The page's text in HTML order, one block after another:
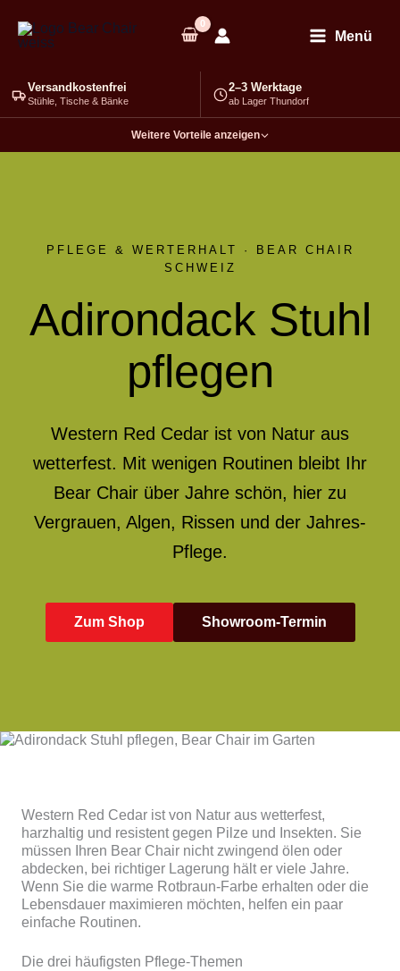
Inhalt
springen
Menü
Versandkostenfrei
Stühle, Tische & Bänke
2–3 Werktage
ab Lager Thundorf
Weitere Vorteile anzeigen
PFLEGE & WERTERHALT · BEAR CHAIR
SCHWEIZ
Adirondack Stuhl
pflegen
Western Red Cedar ist von Natur aus
wetterfest. Mit wenigen Routinen bleibt Ihr
Bear Chair über Jahre schön, hier zu
Vergrauen, Algen, Rissen und der Jahres-
Pflege.
Zum Shop Showroom-Termin
Western Red Cedar ist von Natur aus wetterfest,
harzhaltig und resistent gegen Pilze und Insekten. Sie
müssen Ihren Bear Chair nicht zwingend ölen oder
abdecken, bei richtiger Lagerung hält er viele Jahre.
Wenn Sie die warme Rotbraun-Farbe erhalten oder die
Lebensdauer maximieren möchten, helfen ein paar
einfache Routinen.
Die drei häufigsten Pflege-Themen